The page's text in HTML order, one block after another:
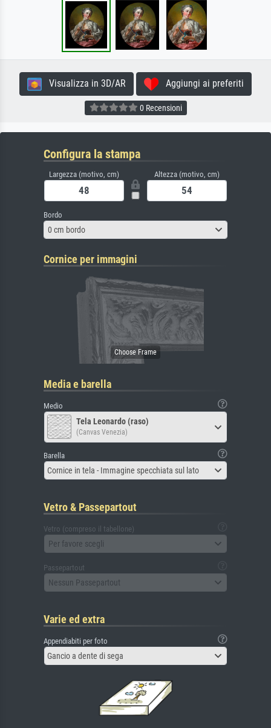
Visualizza in 3D/AR Aggiungi ai preferiti
0 Recensioni
Configura la stampa
Largezza (motivo, cm) Altezza (motivo, cm)
Bordo
0 cm bordo
Cornice per immagini
Media e barella
Medio
Tela Leonardo (raso)
(Canvas Venezia)
Barella
Cornice in tela - Immagine specchiata sul lato
Vetro & Passepartout
Vetro (compreso il tabellone)
Per favore scegli
Passepartout
Nessun Passepartout
Varie ed extra
Appendiabiti per foto
Gancio a dente di sega